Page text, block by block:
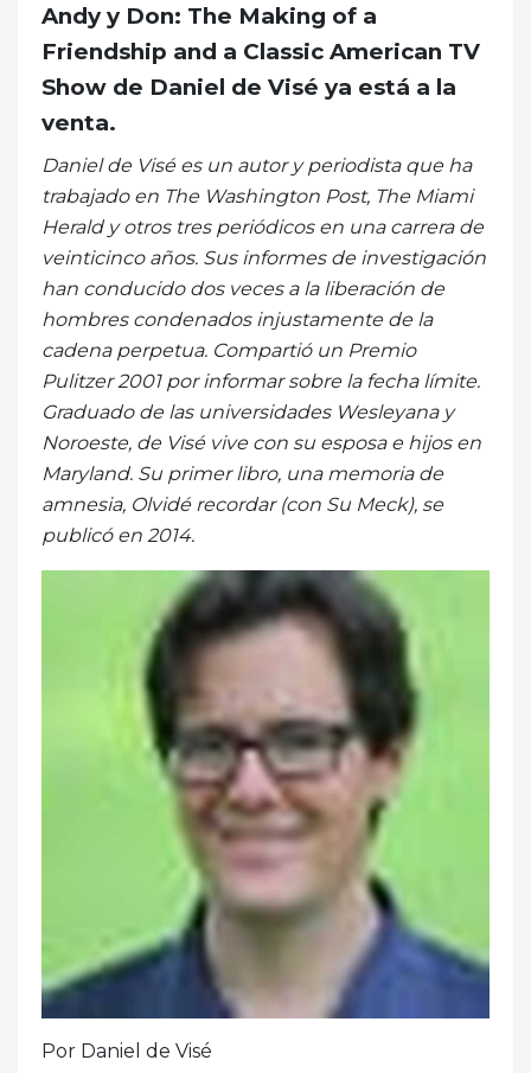
Andy y Don: The Making of a
Friendship and a Classic American TV
Show de Daniel de Visé ya está a la
venta.
Daniel de Visé es un autor y periodista que ha
trabajado en The Washington Post, The Miami
Herald y otros tres periódicos en una carrera de
veinticinco años. Sus informes de investigación
han conducido dos veces a la liberación de
hombres condenados injustamente de la
cadena perpetua. Compartió un Premio
Pulitzer 2001 por informar sobre la fecha límite.
Graduado de las universidades Wesleyana y
Noroeste, de Visé vive con su esposa e hijos en
Maryland. Su primer libro, una memoria de
amnesia, Olvidé recordar (con Su Meck), se
publicó en 2014.
Por Daniel de Visé